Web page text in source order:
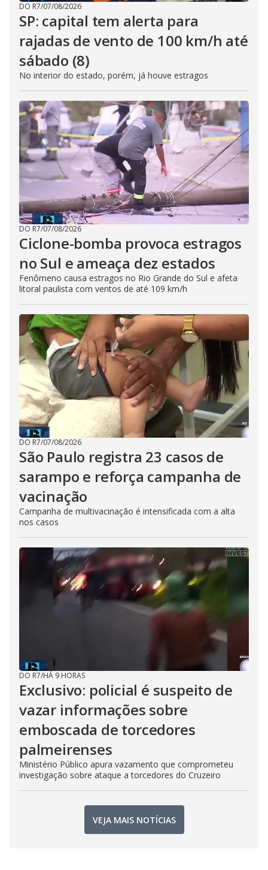
DO R7/07/08/2026
SP: capital tem alerta para
rajadas de vento de 100 km/h até
sábado (8)
No interior do estado, porém, já houve estragos
DO R7/07/08/2026
Ciclone-bomba provoca estragos
no Sul e ameaça dez estados
Fenômeno causa estragos no Rio Grande do Sul e afeta
litoral paulista com ventos de até 109 km/h
DO R7/07/08/2026
São Paulo registra 23 casos de
sarampo e reforça campanha de
vacinação
Campanha de multivacinação é intensificada com a alta
nos casos
DO R7/HÁ 9 HORAS
Exclusivo: policial é suspeito de
vazar informações sobre
emboscada de torcedores
palmeirenses
Ministério Público apura vazamento que comprometeu
investigação sobre ataque a torcedores do Cruzeiro
VEJA MAIS NOTÍCIAS